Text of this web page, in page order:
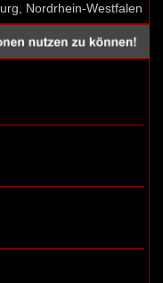
Nordrhein-Westfalen